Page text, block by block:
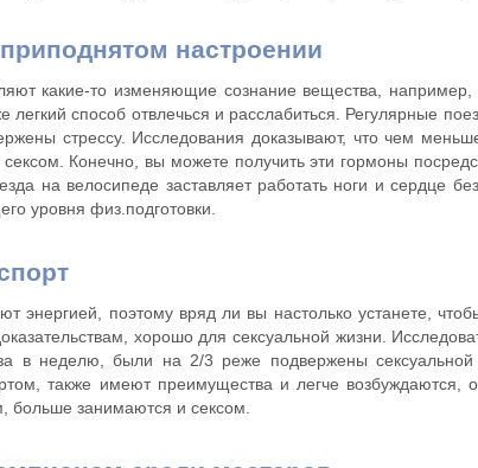
настроении
какие-то изменяющие сознание вещества,
легкий способ отвлечься и расслабиться. Регулярные
стрессу. Исследования доказывают, что чем
Конечно, вы можете получить эти гормоны
на велосипеде заставляет работать ноги и сердце
уровня физ.подготовки.
энергией, поэтому вряд ли вы настолько устанете,
хорошо для сексуальной жизни.
в неделю, были на 2/3 реже подвержены
также имеют преимущества и легче возбуждаются,
больше занимаются и сексом.